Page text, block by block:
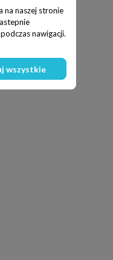
na naszej stronie
nawigacji.
wszystkie